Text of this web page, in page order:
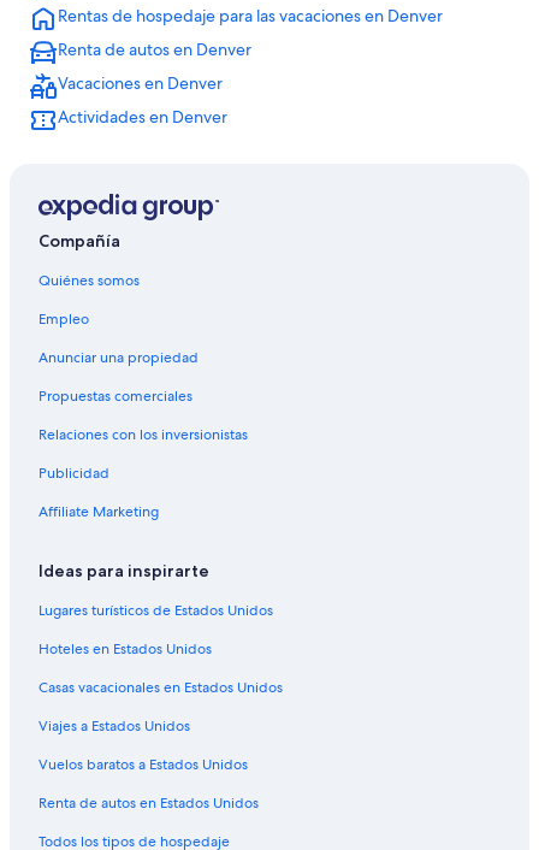
Chalets en Denver
Resorts en Denver
Condominios en Denver
Apartamentos en Denver
Apart-Hoteles en Denver
Hilton Hotels en Denver
Hoteles con casino en Denver
Hoteles de golf en Denver
Hoteles históricos en Denver
Hoteles románticos en Denver
Rentas de hospedaje para las vacaciones en Denver
Renta de autos en Denver
Vacaciones en Denver
Actividades en Denver
Compañía
Quiénes somos
Empleo
Anunciar una propiedad
Propuestas comerciales
Relaciones con los inversionistas
Publicidad
Affiliate Marketing
Ideas para inspirarte
Lugares turísticos de Estados Unidos
Hoteles en Estados Unidos
Casas vacacionales en Estados Unidos
Viajes a Estados Unidos
Vuelos baratos a Estados Unidos
Renta de autos en Estados Unidos
Todos los tipos de hospedaje